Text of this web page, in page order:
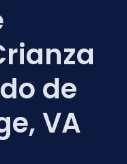
de
VA